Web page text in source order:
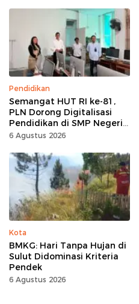
Pendidikan
Semangat HUT RI ke-81,
PLN Dorong Digitalisasi
Pendidikan di SMP Negeri
1 Palu Lewat Program TJSL
6 Agustus 2026
Kota
BMKG: Hari Tanpa Hujan di
Sulut Didominasi Kriteria
Pendek
6 Agustus 2026